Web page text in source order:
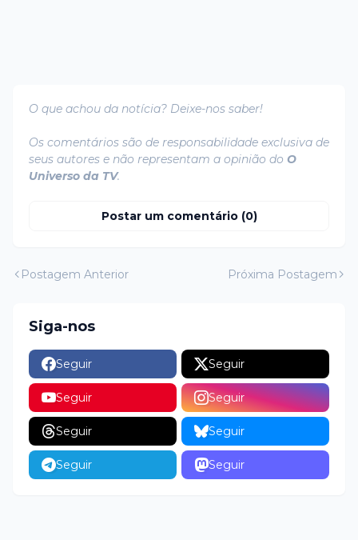
O que achou da notícia? Deixe-nos saber!
Os comentários são de responsabilidade exclusiva de
seus autores e não representam a opinião do O
Universo da TV.
Postar um comentário (0)
Postagem Anterior Próxima Postagem
Siga-nos
Seguir Seguir
Seguir Seguir
Seguir Seguir
Seguir Seguir